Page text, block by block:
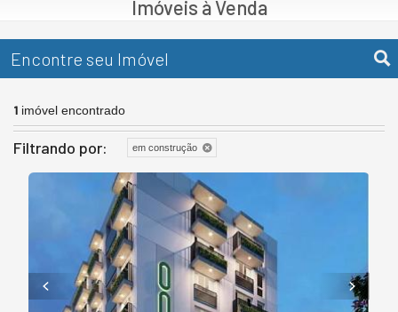
Imóveis à Venda
Encontre seu Imóvel
1 imóvel encontrado
Filtrando por: em construção